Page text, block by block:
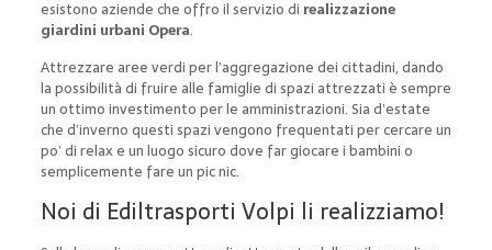
esistono aziende che offro il servizio di realizzazione
giardini urbani Opera.
Attrezzare aree verdi per l’aggregazione dei cittadini, dando
la possibilità di fruire alle famiglie di spazi attrezzati è sempre
un ottimo investimento per le amministrazioni. Sia d’estate
che d’inverno questi spazi vengono frequentati per cercare un
po’ di relax e un luogo sicuro dove far giocare i bambini o
semplicemente fare un pic nic.
Noi di Ediltrasporti Volpi li realizziamo!